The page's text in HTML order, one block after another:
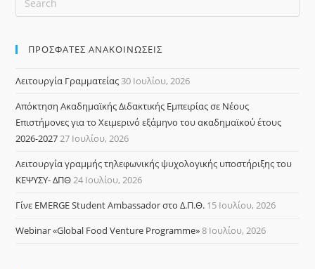
ΠΡΟΣΦΑΤΕΣ ΑΝΑΚΟΙΝΩΣΕΙΣ
Λειτουργία Γραμματείας30 Ιουλίου, 2026
Απόκτηση Ακαδημαϊκής Διδακτικής Εμπειρίας σε Νέους
Επιστήμονες για το Χειμερινό εξάμηνο του ακαδημαϊκού έτους
2026-202727 Ιουλίου, 2026
Λειτουργία γραμμής τηλεφωνικής ψυχολογικής υποστήριξης του
ΚΕΨΥΣΥ- ΔΠΘ24 Ιουλίου, 2026
Γίνε EMERGE Student Ambassador στο Δ.Π.Θ. 15 Ιουλίου, 2026
Webinar «Global Food Venture Programme»8 Ιουλίου, 2026